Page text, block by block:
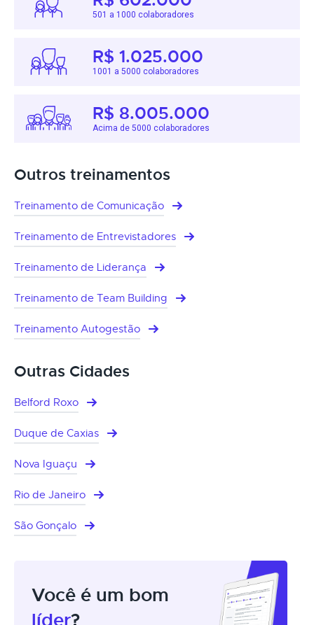
501 a 1000 colaboradores
R$ 1.025.000
1001 a 5000 colaboradores
R$ 8.005.000
Acima de 5000 colaboradores
Outros treinamentos
Treinamento de Comunicação
Treinamento de Entrevistadores
Treinamento de Liderança
Treinamento de Team Building
Treinamento Autogestão
Outras Cidades
Belford Roxo
Duque de Caxias
Nova Iguaçu
Rio de Janeiro
São Gonçalo
Você é um bom